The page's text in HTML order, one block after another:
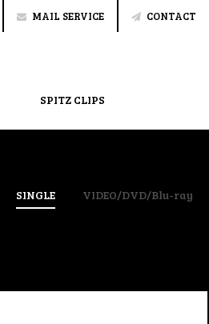
SPITZ CLIPS
MAIL SERVICE CONTACT
SINGLE VIDEO/DVD/Blu-ray